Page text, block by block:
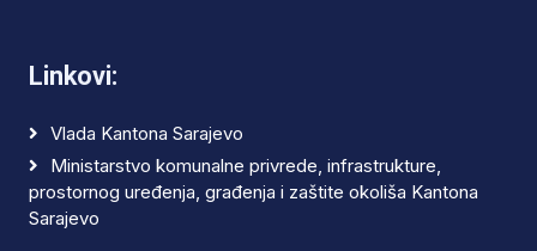
Linkovi:
Vlada Kantona Sarajevo
Ministarstvo komunalne privrede, infrastrukture,
prostornog uređenja, građenja i zaštite okoliša Kantona
Sarajevo